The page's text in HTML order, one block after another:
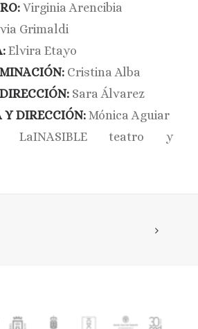
Virginia Arencibia
Grimaldi
Elvira Etayo
Cristina Alba
Sara Álvarez
Y DIRECCIÓN: Mónica Aguiar
LaINASIBLE teatro y